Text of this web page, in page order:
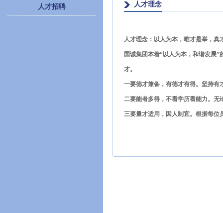
人才招聘 人才理念
人才理念：以人为本，唯才是举，真
国诚集团本着“以人为本，和谐发展
才。
一要德才兼备，有德才有得。坚持有
二要能者多得，不看学历看能力。无
三要量才适用，因人制宜。根据每位